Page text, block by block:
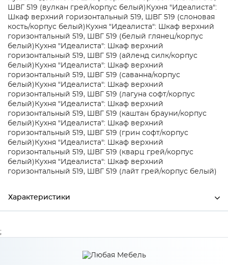
ШВГ 519 (вулкан грей/корпус белый) Кухня "Идеалиста":
Шкаф верхний горизонтальный 519, ШВГ 519 (слоновая
кость/корпус белый) Кухня "Идеалиста": Шкаф верхний
горизонтальный 519, ШВГ 519 (белый глянец/корпус
белый) Кухня "Идеалиста": Шкаф верхний
горизонтальный 519, ШВГ 519 (айленд силк/корпус
белый) Кухня "Идеалиста": Шкаф верхний
горизонтальный 519, ШВГ 519 (саванна/корпус
белый) Кухня "Идеалиста": Шкаф верхний
горизонтальный 519, ШВГ 519 (лагуна софт/корпус
белый) Кухня "Идеалиста": Шкаф верхний
горизонтальный 519, ШВГ 519 (каштан брауни/корпус
белый) Кухня "Идеалиста": Шкаф верхний
горизонтальный 519, ШВГ 519 (грин софт/корпус
белый) Кухня "Идеалиста": Шкаф верхний
горизонтальный 519, ШВГ 519 (кварц грей/корпус
белый) Кухня "Идеалиста": Шкаф верхний
горизонтальный 519, ШВГ 519 (лайт грей/корпус белый)
Характеристики
;